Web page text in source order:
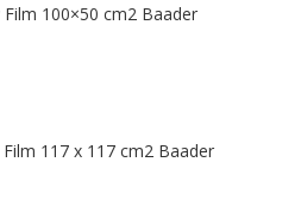
100×50 cm2 Baader
117 x 117 cm2 Baader